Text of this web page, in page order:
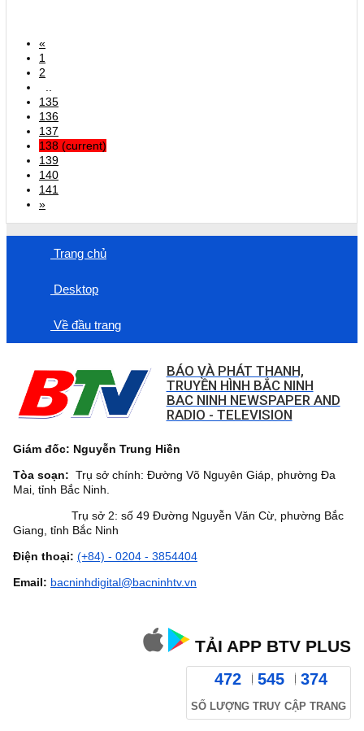
«
1
2
135
136
137
138 (current)
139
140
141
»
Trang chủ
Desktop
Về đầu trang
BÁO VÀ PHÁT THANH,
TRUYỀN HÌNH BẮC NINH
BAC NINH NEWSPAPER AND
RADIO - TELEVISION
Giám đốc: Nguyễn Trung Hiền
Tòa soạn: Trụ sở chính: Đường Võ Nguyên Giáp, phường Đa
Mai, tỉnh Bắc Ninh.
Trụ sở 2: số 49 Đường Nguyễn Văn Cừ, phường Bắc
Giang, tỉnh Bắc Ninh
Điện thoại: (+84) - 0204 - 3854404
Email: bacninhdigital@bacninhtv.vn
TẢI APP BTV PLUS
472 545 374
SỐ LƯỢNG TRUY CẬP TRANG